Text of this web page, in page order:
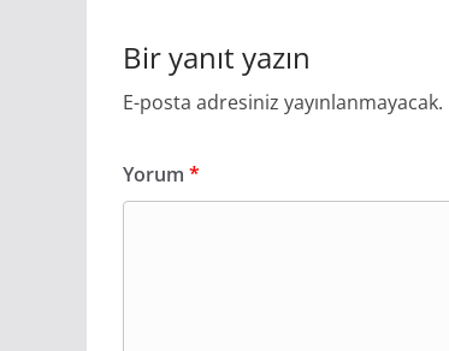
Bir yanıt yazın
E-posta adresiniz yayınlanmayacak.
Yorum *